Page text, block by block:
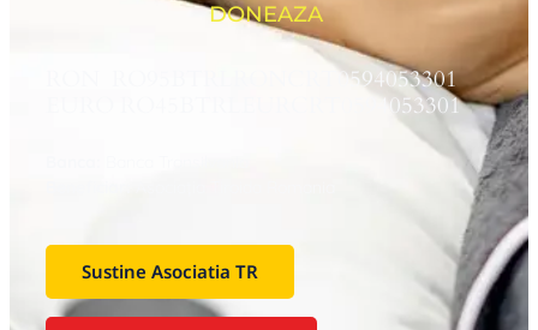
DONEAZA
RON RO95BTRLRONCRT0594053301
EURO RO45BTRLEURCRT0594053301
Sustine Asociatia TR